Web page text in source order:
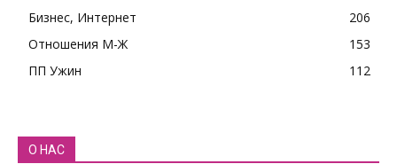
Бизнес, Интернет
206
Отношения М-Ж
153
ПП Ужин
112
О НАС